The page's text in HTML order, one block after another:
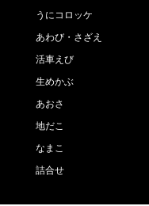
うにコロッケ
あわび・さざえ
活車えび
生めかぶ
あおさ
地だこ
なまこ
詰合せ